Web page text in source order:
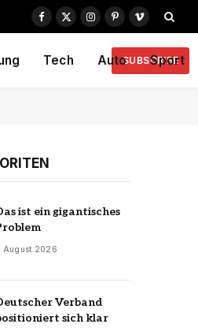
Facebook
X
Instagram
PinterestVimeo
Tech Auto Sport
SUBSCRIBE
ist ein gigantisches
August 2026
Verband
sich klar